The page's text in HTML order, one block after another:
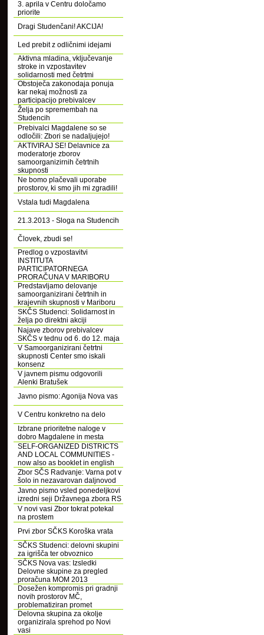
3. aprila v Centru določamo
priorite
Dragi Studenčani! AKCIJA!
Led prebit z odličnimi idejami
Aktivna mladina, vključevanje
stroke in vzpostavitev
solidarnosti med četrtmi
Obstoječa zakonodaja ponuja
kar nekaj možnosti za
participacijo prebivalcev
Želja po spremembah na
Studencih
Prebivalci Magdalene so se
odločili: Zbori se nadaljujejo!
AKTIVIRAJ SE! Delavnice za
moderatorje zborov
samoorganizirnih četrtnih
skupnosti
Ne bomo plačevali uporabe
prostorov, ki smo jih mi zgradili!
Vstala tudi Magdalena
21.3.2013 - Sloga na Studencih
Človek, zbudi se!
Predlog o vzpostavitvi
INSTITUTA
PARTICIPATORNEGA
PRORAČUNA V MARIBORU
Predstavljamo delovanje
samoorganizirani četrtnih in
krajevnih skupnosti v Mariboru
SKČS Studenci: Solidarnost in
želja po direktni akciji
Najave zborov prebivalcev
SKČS v tednu od 6. do 12. maja
V Samoorganizirani četrtni
skupnosti Center smo iskali
konsenz
V javnem pismu odgovorili
Alenki Bratušek
Javno pismo: Agonija Nova vas
V Centru konkretno na delo
Izbrane prioritetne naloge v
dobro Magdalene in mesta
SELF-ORGANIZED DISTRICTS
AND LOCAL COMMUNITIES -
now also as booklet in english
Zbor SČS Radvanje: Varna pot v
šolo in nezavarovan daljnovod
Javno pismo vsled ponedeljkovi
izredni seji Državnega zbora RS
V novi vasi Zbor tokrat potekal
na prostem
Prvi zbor SČKS Koroška vrata
SČKS Studenci: delovni skupini
za igrišča ter obvoznico
SČKS Nova vas: Izsledki
Delovne skupine za pregled
proračuna MOM 2013
Dosežen kompromis pri gradnji
novih prostorov MČ,
problematiziran promet
Delovna skupina za okolje
organizirala sprehod po Novi
vasi